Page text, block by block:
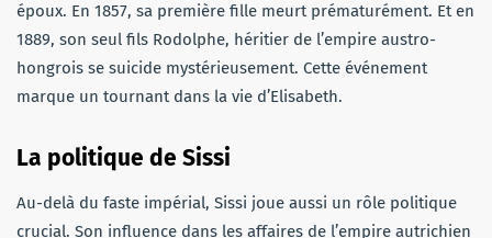
époux. En 1857, sa première fille meurt prématurément. Et en
1889, son seul fils Rodolphe, héritier de l’empire austro-
hongrois se suicide mystérieusement. Cette événement
marque un tournant dans la vie d’Elisabeth.
La politique de Sissi
Au-delà du faste impérial, Sissi joue aussi un rôle politique
crucial. Son influence dans les affaires de l’empire autrichien